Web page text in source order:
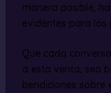
manera posible,
evidentes para los
Que cada
a esta venta, sea
bendiciones sobre